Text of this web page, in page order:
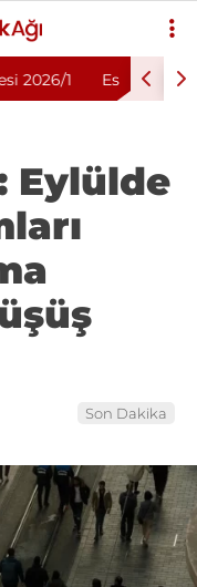
2026
İlanı: 203 Kişi
Eylülde
Son Dakika